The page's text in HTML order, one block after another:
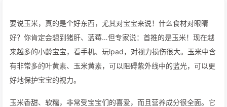
要说玉米，真的是个好东西，尤其对宝宝来说！什么食材对眼睛
好？你肯定会想到猪肝、蓝莓…但专家说：首推的是玉米！现在越
来越多的小龄宝宝，看手机、玩ipad，对视力损伤很大。玉米中含
有非常多的叶黄素、玉米黄素，可以阻碍紫外线中的蓝光，可以更
好地保护宝宝的视力。
玉米香甜、软糯，非常受宝宝们的喜爱，而且营养成分很全面。它